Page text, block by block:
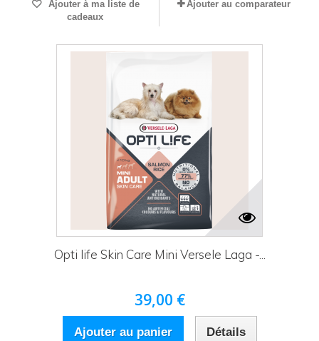
Ajouter à ma liste de
cadeaux
Ajouter au comparateur
Opti life Skin Care Mini Versele Laga -...
39,00 €
Ajouter au panier Détails